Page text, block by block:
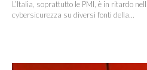
L’Italia, soprattutto le PMI, è in ritardo
cybersicurezza su diversi fonti della...